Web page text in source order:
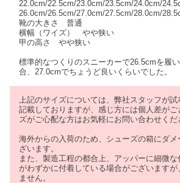
22.0cm/22.5cm/23.0cm/23.5cm/24.0cm/
26.0cm/26.5cm/27.0cm/27.5cm/28.0cm/
靴の大きさ 普通
横幅（ワイズ） やや狭い
甲の高さ やや狭い
標準的なつくりのスニーカーで26.5cmを履
合、27.0cmでちょうど良いくらいでした。
上記のサイズについては、弊社スタッフが
記載しておりますが、感じ方には個人差がご
ズがご心配な方はお気軽にお問い合わせくだ
海外からの入荷のため、シューズの箱にダ
ざいます。
また、製造工程の都合上、アッパーに細微な
がわずかに付着している場合がございます
ません。